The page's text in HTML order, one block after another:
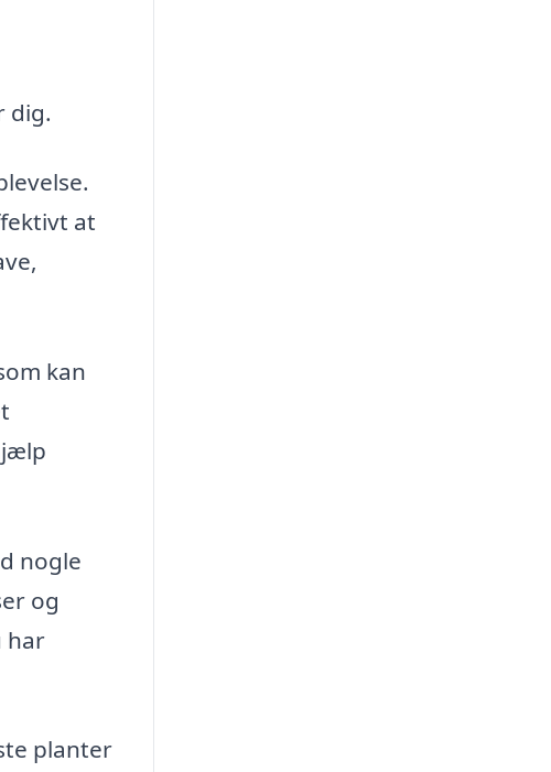
dig.
at
kan
nogle
og
har
planter